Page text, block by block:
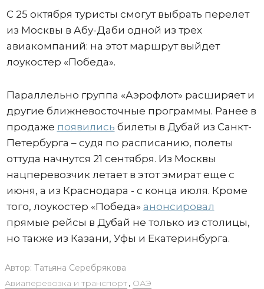
С 25 октября туристы смогут выбрать перелет
из Москвы в Абу-Даби одной из трех
авиакомпаний: на этот маршрут выйдет
лоукостер «Победа».
Параллельно группа «Аэрофлот» расширяет и
другие ближневосточные программы. Ранее в
продаже появились билеты в Дубай из Санкт-
Петербурга – судя по расписанию, полеты
оттуда начнутся 21 сентября. Из Москвы
нацперевозчик летает в этот эмират еще с
июня, а из Краснодара - с конца июля. Кроме
того, лоукостер «Победа» анонсировал
прямые рейсы в Дубай не только из столицы,
но также из Казани, Уфы и Екатеринбурга.
Автор: Татьяна Серебрякова
Авиаперевозка и транспорт, ОАЭ